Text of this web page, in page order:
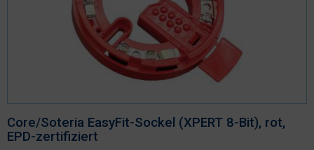
Core/Soteria EasyFit-Sockel (XPERT 8-Bit), rot,
EPD-zertifiziert